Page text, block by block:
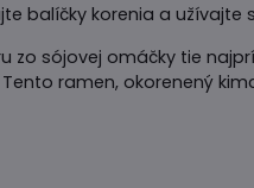
balíčky korenia a užívajte
zo sójovej omáčky tie
ramen, okorenený